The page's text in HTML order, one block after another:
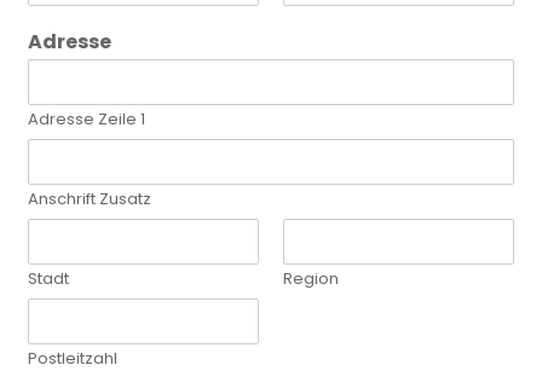
V
o
r
m
e
N
a
Adresse
Adresse Zeile 1
Anschrift Zusatz
Stadt Region
Postleitzahl